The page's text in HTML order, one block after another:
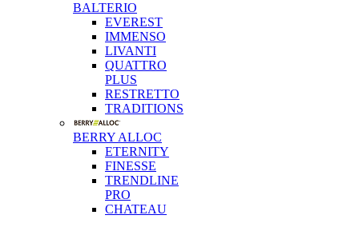
BALTERIO
EVEREST
IMMENSO
LIVANTI
QUATTRO
PLUS
RESTRETTO
TRADITIONS
BERRY ALLOC
ETERNITY
FINESSE
TRENDLINE
PRO
CHATEAU